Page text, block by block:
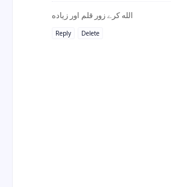
الله کرے زور قلم اور زیاده
Reply Delete